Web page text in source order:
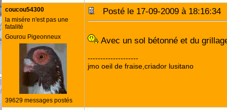
coucou54300
la misére n'est pas une
fatalité
Gourou Pigeonneux
39629 messages postés
Posté le 17-09-2009 à
Avec un sol bétonné et du
--------------------
jmo oeil de fraise,criador lusitano